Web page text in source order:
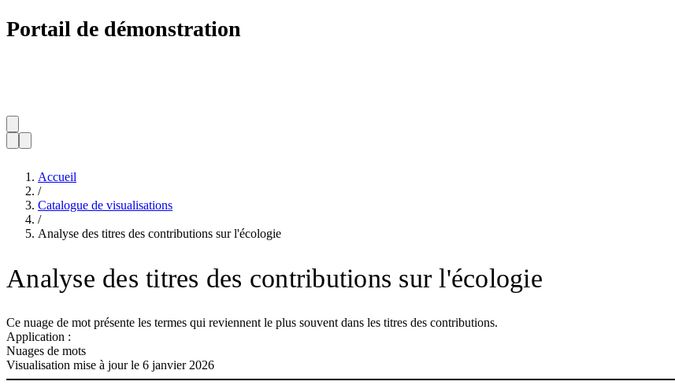
Portail de démonstration
Accueil
/
Catalogue de visualisations
/
Analyse des titres des contributions sur l'écologie
Analyse des titres des contributions sur l'écologie
Ce nuage de mot présente les termes qui reviennent le plus souvent dans les titres des contributions.
Application :
Nuages de mots
Visualisation mise à jour le 6 janvier 2026